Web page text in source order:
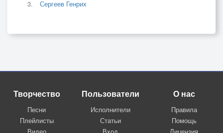
Сергеев Генрих
Творчество
Песни
Плейлисты
Пользователи
Исполнители
Статьи
О нас
Правила
Помощь